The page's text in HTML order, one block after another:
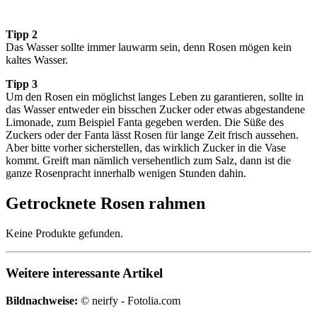
Tipp 2
Das Wasser sollte immer lauwarm sein, denn Rosen mögen kein
kaltes Wasser.
Tipp 3
Um den Rosen ein möglichst langes Leben zu garantieren, sollte in
das Wasser entweder ein bisschen Zucker oder etwas abgestandene
Limonade, zum Beispiel Fanta gegeben werden. Die Süße des
Zuckers oder der Fanta lässt Rosen für lange Zeit frisch aussehen.
Aber bitte vorher sicherstellen, das wirklich Zucker in die Vase
kommt. Greift man nämlich versehentlich zum Salz, dann ist die
ganze Rosenpracht innerhalb wenigen Stunden dahin.
Getrocknete Rosen rahmen
Keine Produkte gefunden.
Weitere interessante Artikel
Bildnachweise: © neirfy - Fotolia.com